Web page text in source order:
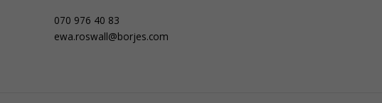
070 976 40 83
ewa.roswall@borjes.com